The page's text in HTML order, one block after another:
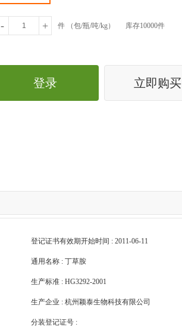
- + 件 （包/瓶/吨/kg） 库存10000件
登录 立即购买
登记证书有效期开始时间 : 2011-06-11
通用名称 : 丁草胺
生产标准 : HG3292-2001
生产企业 : 杭州颖泰生物科技有限公司
分装登记证号 :